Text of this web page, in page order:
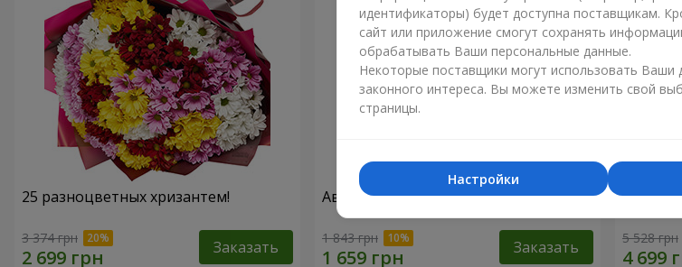
25 разноцветных хризантем!
3 374 грн Заказать
Авторский букет "11 белых роз!"
1 843 грн Заказать
51
5 528 грн
идентификаторы) будет доступна поставщикам.
сайт или приложение смогут сохранять
обрабатывать Ваши персональные данные.
Некоторые поставщики могут использовать Ваши
законного интереса. Вы можете изменить свой
страницы.
Настройки